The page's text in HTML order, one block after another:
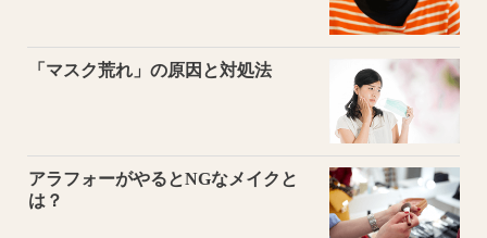
「マスク荒れ」の原因と対処法
アラフォーがやるとNGなメイクと
は？